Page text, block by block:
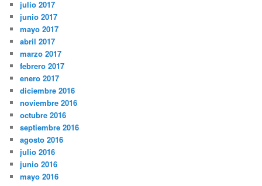
julio 2017
junio 2017
mayo 2017
abril 2017
marzo 2017
febrero 2017
enero 2017
diciembre 2016
noviembre 2016
octubre 2016
septiembre 2016
agosto 2016
julio 2016
junio 2016
mayo 2016